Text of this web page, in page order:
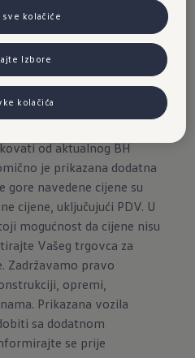
od aktualnog BH
je prikazana dodatna
gore navedene cijene su
cijene, uključujući PDV. U
mogućnost da cijene nisu
Vašeg trgovca za
Zadržavamo pravo
opremi,
Prikazana vozila
sa dodatnom
se prije
sve kolačiće
Izbore
kolačića